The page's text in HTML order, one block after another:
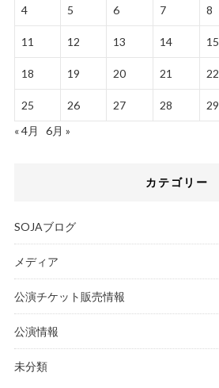
4 5 6 7 8
11 12 13 14 15
18 19 20 21 22
25 26 27 28 29
« 4月
6月 »
カテゴリー
SOJAブログ
メディア
公演チケット販売情報
公演情報
未分類